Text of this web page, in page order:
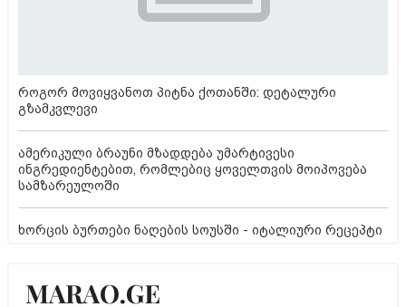
როგორ მოვიყვანოთ პიტნა ქოთანში: დეტალური
გზამკვლევი
ამერიკული ბრაუნი მზადდება უმარტივესი
ინგრედიენტებით, რომლებიც ყოველთვის მოიპოვება
სამზარეულოში
ხორცის ბურთები ნაღების სოუსში - იტალიური რეცეპტი